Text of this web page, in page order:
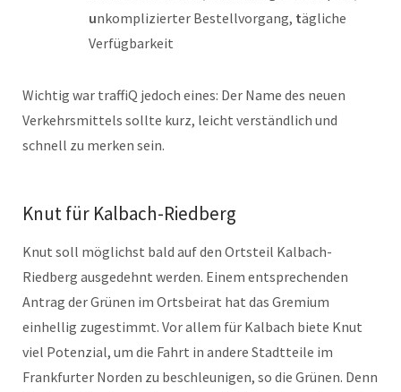
unkomplizierter Bestellvorgang, tägliche
Verfügbarkeit
Wichtig war traffiQ jedoch eines: Der Name des neuen
Verkehrsmittels sollte kurz, leicht verständlich und
schnell zu merken sein.
Knut für Kalbach-Riedberg
Knut soll möglichst bald auf den Ortsteil Kalbach-
Riedberg ausgedehnt werden. Einem entsprechenden
Antrag der Grünen im Ortsbeirat hat das Gremium
einhellig zugestimmt. Vor allem für Kalbach biete Knut
viel Potenzial, um die Fahrt in andere Stadtteile im
Frankfurter Norden zu beschleunigen, so die Grünen. Denn